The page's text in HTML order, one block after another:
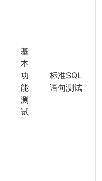
基
本
功
能
测
试
标准SQL
语句测试